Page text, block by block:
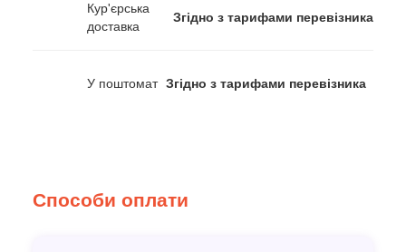
Кур'єрська
доставка
Згідно з тарифами перевізника
У поштомат Згідно з тарифами перевізника
Способи оплати